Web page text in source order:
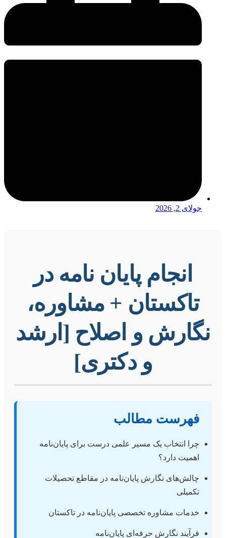
جولای 2, 2026
انجام پایان نامه در
تاکستان + مشاوره،
نگارش و اصلاح [ارشد
و دکتری]
فهرست مطالب
چرا انتخاب یک مسیر علمی درست برای پایان‌نامه
اهمیت دارد؟
چالش‌های نگارش پایان‌نامه در مقاطع تحصیلات
تکمیلی
خدمات مشاوره تخصصی پایان‌نامه در تاکستان
فرآیند نگارش حرفه‌ای پایان‌نامه